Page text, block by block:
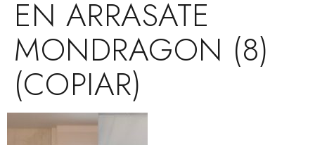
EN ARRASATE
MONDRAGON (8)
(COPIAR)